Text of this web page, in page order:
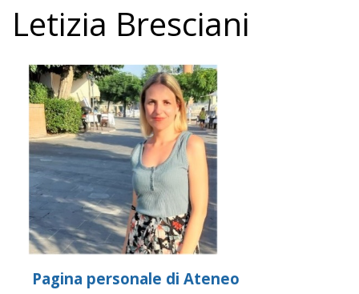
Letizia Bresciani
Pagina personale di Ateneo